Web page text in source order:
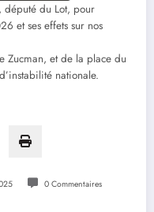
, député du Lot, pour
et ses effets sur nos
Zucman, et de la place du
nationale.
0 Commentaires